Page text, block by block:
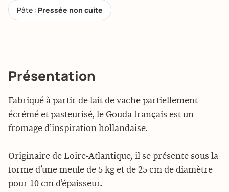
Pâte : Pressée non cuite
Présentation
Fabriqué à partir de lait de vache partiellement
écrémé et pasteurisé, le Gouda français est un
fromage d’inspiration hollandaise.
Originaire de Loire-Atlantique, il se présente sous la
forme d’une meule de 5 kg et de 25 cm de diamètre
pour 10 cm d’épaisseur.